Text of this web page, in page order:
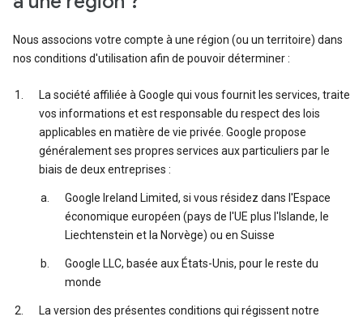
Nous associons votre compte à une région (ou un territoire) dans
nos conditions d'utilisation afin de pouvoir déterminer :
La société affiliée à Google qui vous fournit les services, traite
vos informations et est responsable du respect des lois
applicables en matière de vie privée. Google propose
généralement ses propres services aux particuliers par le
biais de deux entreprises :
Google Ireland Limited, si vous résidez dans l'Espace
économique européen (pays de l'UE plus l'Islande, le
Liechtenstein et la Norvège) ou en Suisse
Google LLC, basée aux États-Unis, pour le reste du
monde
La version des présentes conditions qui régissent notre